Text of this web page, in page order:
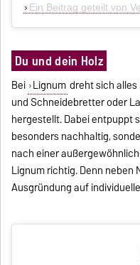
Ein Beitrag geteilt von
Du und dein Holz
Bei Lignum dreht sich alles
und Schneidebretter oder
hergestellt. Dabei entpuppt
besonders nachhaltig,
nach einer
Lignum richtig. Denn
Ausgründung auf